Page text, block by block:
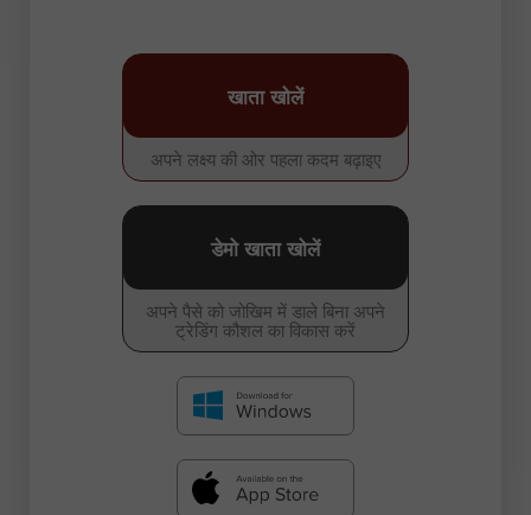
अपने लक्ष्य की ओर पहला कदम बढ़ाइए
खाता खोलें
अपने पैसे को जोखिम में डाले बिना अपने
ट्रेडिंग कौशल का विकास करें
डेमो खाता खोलें